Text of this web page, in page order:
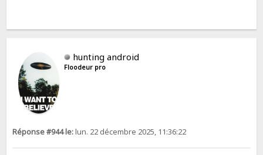
hunting android
Floodeur pro
Réponse #944 le:lun. 22 décembre 2025, 11:36:22